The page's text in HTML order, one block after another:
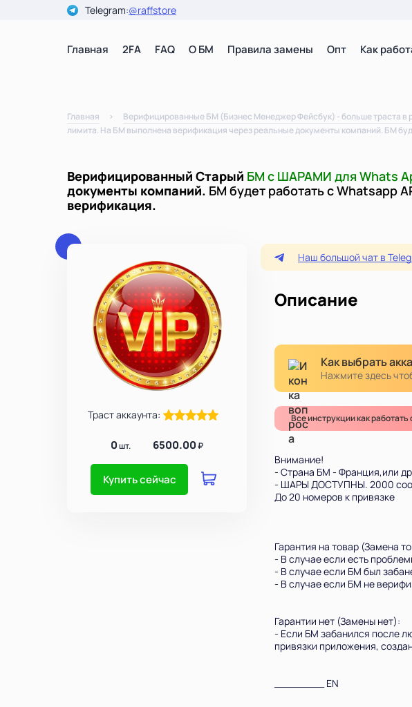
Telegram:@raffstore
Главная 2FA FAQ О БМ Правила замены Опт Как
Главная Верифицированные БМ (Бизнес Менеджер Фейсбук) - больше траста в
лимита. На БМ выполнена верификация через реальные документы компаний. БМ
Верифицированный Старый БМ с ШАРАМИ для Whats
документы компаний. БМ будет работать с Whatsapp
верификация.
Траст аккаунта:
0шт. 6500.00₽
Купить сейчас
Наш большой чат в
Описание
Как выбрать
Нажмите здесь
Все инструкции как
Внимание!
- Страна БМ - Франция,или
- ШАРЫ ДОСТУПНЫ. 2000
До 20 номеров к привязке
Гарантия на товар (Замена
- В случае если есть
- В случае если БМ был
- В случае если БМ не
Гарантии нет (Замены нет):
- Если БМ забанился после
привязки приложения,
________ EN